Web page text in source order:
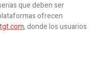
que deben ser
ofrecen
, donde los usuarios